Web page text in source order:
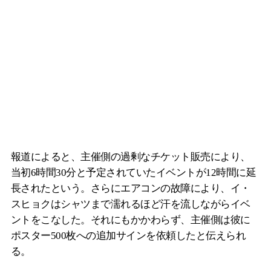
報道によると、主催側の過剰なチケット販売により、
当初6時間30分と予定されていたイベントが12時間に延
長されたという。さらにエアコンの故障により、イ・
スヒョクはシャツまで濡れるほど汗を流しながらイベ
ントをこなした。それにもかかわらず、主催側は彼に
ポスター500枚への追加サインを依頼したと伝えられ
る。